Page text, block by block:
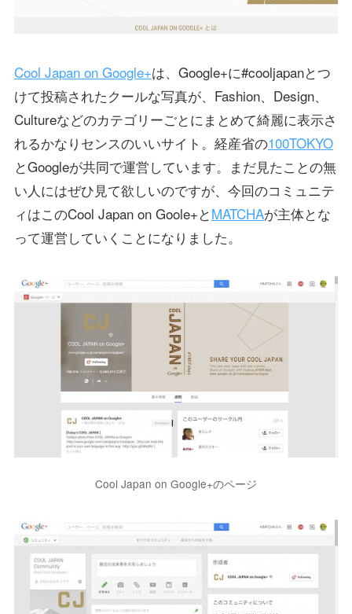
Cool Japan on Google+は、Google+に#cooljapanとつ
けて投稿されたクールな写真が、Fashion、Design、
Cultureなどのカテゴリーごとにまとめて綺麗に表示さ
れるかなりセンスのいいサイト。経産省の100TOKYO
とGoogleが共同で運営しています。まだ見たことの無
い人にはぜひ見て欲しいのですが、今回のコミュニテ
ィはこのCool Japan on Goole+とMATCHAが主体とな
って運営していくことになりました。
Cool Japan on Google+のページ